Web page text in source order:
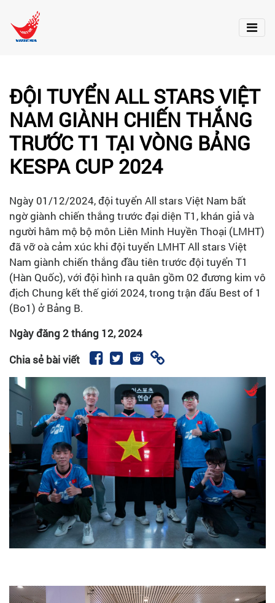
ĐỘI TUYỂN ALL STARS VIỆT
NAM GIÀNH CHIẾN THẮNG
TRƯỚC T1 TẠI VÒNG BẢNG
KESPA CUP 2024
Ngày 01/12/2024, đội tuyển All stars Việt Nam bất
ngờ giành chiến thắng trước đại diện T1, khán giả và
người hâm mộ bộ môn Liên Minh Huyền Thoại (LMHT)
đã vỡ oà cảm xúc khi đội tuyển LMHT All stars Việt
Nam giành chiến thắng đầu tiên trước đội tuyển T1
(Hàn Quốc), với đội hình ra quân gồm 02 đương kim vô
địch Chung kết thế giới 2024, trong trận đấu Best of 1
(Bo1) ở Bảng B.
Ngày đăng2 tháng 12, 2024
Chia sẻ bài viết